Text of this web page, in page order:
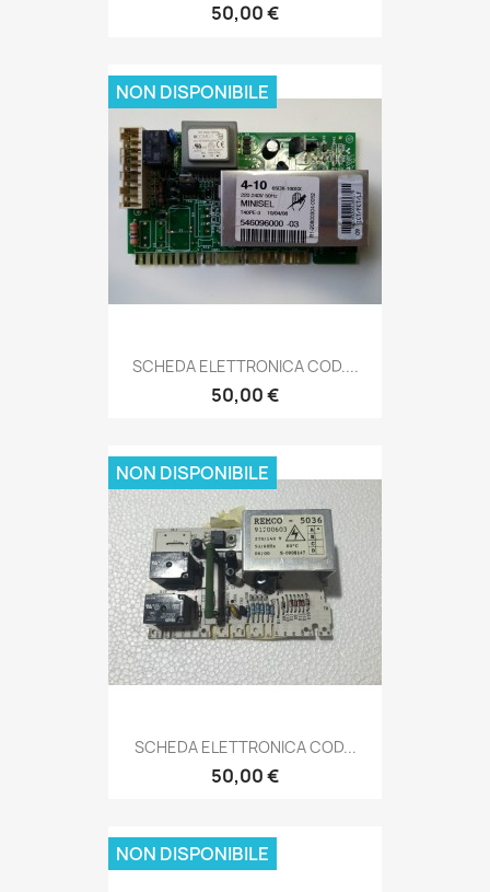
50,00 €
SCHEDA ELETTRONICA COD....
50,00 €
NON DISPONIBILE
SCHEDA ELETTRONICA COD...
50,00 €
NON DISPONIBILE
NON DISPONIBILE